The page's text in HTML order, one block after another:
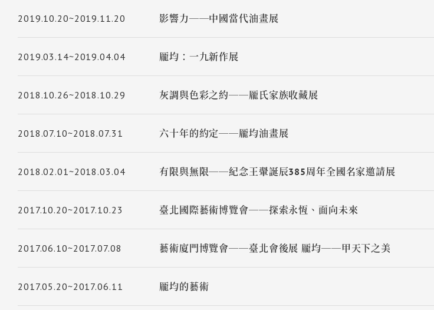
2019.10.20~2019.11.20 影響力──中國當代油畫展
2019.03.14~2019.04.04 龎均：一九新作展
2018.10.26~2018.10.29 灰調與色彩之約──龎氏家族收藏展
2018.07.10~2018.07.31 六十年的約定──龎均油畫展
2018.02.01~2018.03.04 有限與無限──紀念王翬誕辰385周年全國名家邀請展
2017.10.20~2017.10.23 臺北國際藝術博覽會──探索永恆、面向未來
2017.06.10~2017.07.08 藝術廈門博覽會──臺北會後展 龎均──甲天下之美
2017.05.20~2017.06.11 龎均的藝術